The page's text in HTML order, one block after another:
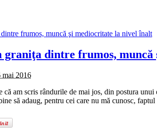
graniţa dintre frumos,
mai 2016
că am scris rândurile de mai jos, din postura
să adaug, pentru cei care nu mă cunosc,